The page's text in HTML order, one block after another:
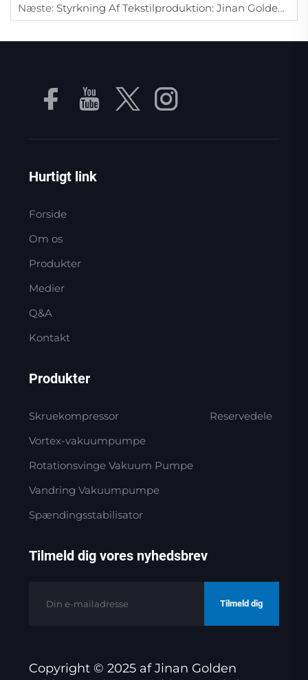
Næste: Styrkning Af Tekstilproduktion: Jinan Golden Bridge Introducerer Avanceret Vakuumteknologi På ITM 2026
Hurtigt link
Forside
Om os
Produkter
Medier
Q&A
Kontakt
Produkter
Skruekompressor
Vortex-vakuumpumpe
Rotationsvinge Vakuum Pumpe
Vandring Vakuumpumpe
Spændingsstabilisator
Reservedele
Tilmeld dig vores nyhedsbrev
Tilmeld dig
Copyright © 2025 af Jinan Golden